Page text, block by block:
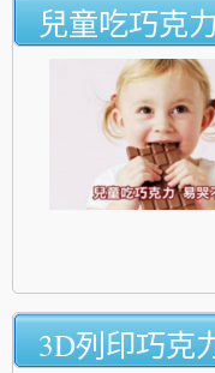
兒童吃巧克
3D列印巧克